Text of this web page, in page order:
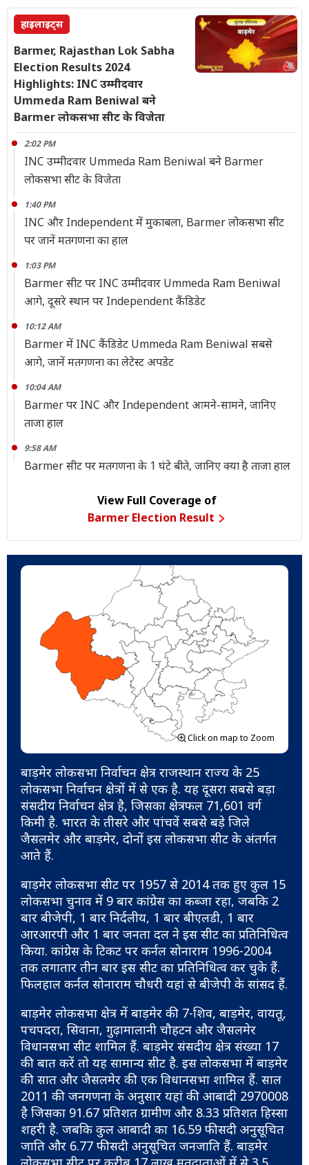
हाइलाइट्स
Barmer, Rajasthan Lok Sabha
Election Results 2024
Highlights: INC उम्मीदवार
Ummeda Ram Beniwal बने
Barmer लोकसभा सीट के विजेता
2:02 PM
INC उम्मीदवार Ummeda Ram Beniwal बने Barmer
लोकसभा सीट के विजेता
1:40 PM
INC और Independent में मुकाबला, Barmer लोकसभा सीट
पर जानें मतगणना का हाल
1:03 PM
Barmer सीट पर INC उम्मीदवार Ummeda Ram Beniwal
आगे, दूसरे स्थान पर Independent कैंडिडेट
10:12 AM
Barmer में INC कैंडिडेट Ummeda Ram Beniwal सबसे
आगे, जानें मतगणना का लेटेस्ट अपडेट
10:04 AM
Barmer पर INC और Independent आमने-सामने, जानिए
ताजा हाल
9:58 AM
Barmer सीट पर मतगणना के 1 घंटे बीते, जानिए क्या है ताजा हाल
View Full Coverage of
Barmer Election Result
Click on map to Zoom
बाड़मेर लोकसभा निर्वाचन क्षेत्र राजस्थान राज्य के 25
लोकसभा निर्वाचन क्षेत्रों में से एक है. यह दूसरा सबसे बड़ा
संसदीय निर्वाचन क्षेत्र है, जिसका क्षेत्रफल 71,601 वर्ग
किमी है. भारत के तीसरे और पांचवें सबसे बड़े जिले
जैसलमेर और बाड़मेर, दोनों इस लोकसभा सीट के अंतर्गत
आते हैं.
बाड़मेर लोकसभा सीट पर 1957 से 2014 तक हुए कुल 15
लोकसभा चुनाव में 9 बार कांग्रेस का कब्जा रहा, जबकि 2
बार बीजेपी, 1 बार निर्दलीय, 1 बार बीएलडी, 1 बार
आरआरपी और 1 बार जनता दल ने इस सीट का प्रतिनिधित्व
किया. कांग्रेस के टिकट पर कर्नल सोनाराम 1996-2004
तक लगातार तीन बार इस सीट का प्रतिनिधित्व कर चुके हैं.
फिलहाल कर्नल सोनाराम चौधरी यहां से बीजेपी के सांसद हैं.
बाड़मेर लोकसभा क्षेत्र में बाड़मेर की 7-शिव, बाड़मेर, वायतू,
पचपदरा, सिवाना, गुढ़ामालानी चौहटन और जैसलमेर
विधानसभा सीट शामिल हैं. बाड़मेर संसदीय क्षेत्र संख्या 17
की बात करें तो यह सामान्य सीट है. इस लोकसभा में बाड़मेर
की सात और जैसलमेर की एक विधानसभा शामिल हैं. साल
2011 की जनगणना के अनुसार यहां की आबादी 2970008
है जिसका 91.67 प्रतिशत ग्रामीण और 8.33 प्रतिशत हिस्सा
शहरी है. जबकि कुल आबादी का 16.59 फीसदी अनुसूचित
जाति और 6.77 फीसदी अनुसूचित जनजाति हैं. बाड़मेर